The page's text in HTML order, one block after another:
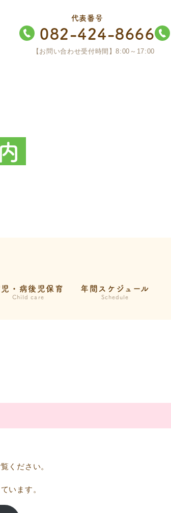
代表番号
082-424-8666
【お問い合わせ受付時間】8:00～17:00
・病後児保育
Child care
年間スケジュール
Schedule
ください。
います。